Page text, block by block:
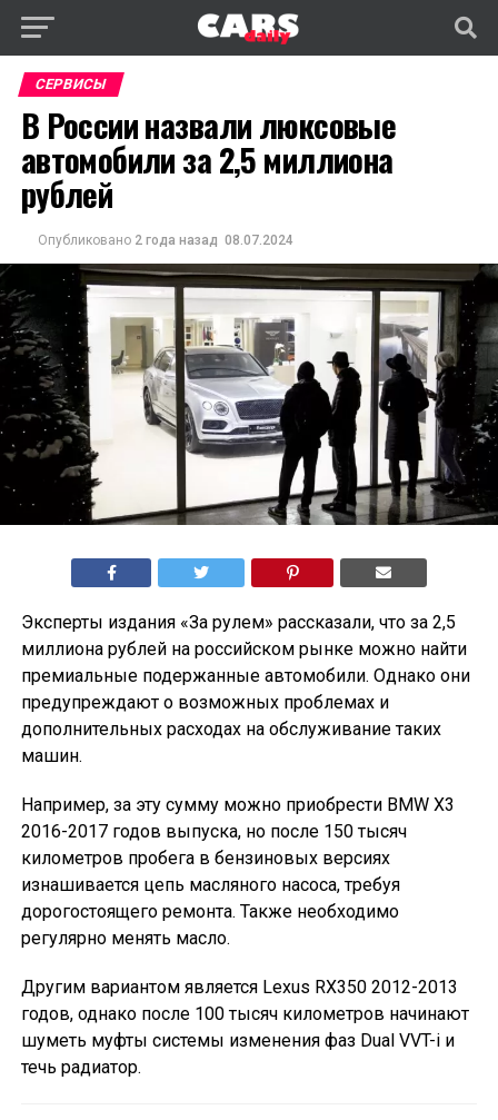
СЕРВИСЫ
В России назвали люксовые
автомобили за 2,5 миллиона
рублей
Опубликовано 2 года назад 08.07.2024
Эксперты издания «За рулем» рассказали, что за 2,5
миллиона рублей на российском рынке можно найти
премиальные подержанные автомобили. Однако они
предупреждают о возможных проблемах и
дополнительных расходах на обслуживание таких
машин.
Например, за эту сумму можно приобрести BMW X3
2016-2017 годов выпуска, но после 150 тысяч
километров пробега в бензиновых версиях
изнашивается цепь масляного насоса, требуя
дорогостоящего ремонта. Также необходимо
регулярно менять масло.
Другим вариантом является Lexus RX350 2012-2013
годов, однако после 100 тысяч километров начинают
шуметь муфты системы изменения фаз Dual VVT-i и
течь радиатор.